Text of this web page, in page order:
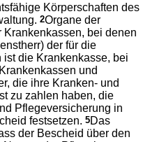
Körperschaften des
2Organe der
bei denen
der für die
die Krankenkasse, bei
und
die ihre Kranken- und
zu zahlen haben, die
Pflegeversicherung in
festsetzen.5Das
der Bescheid über den